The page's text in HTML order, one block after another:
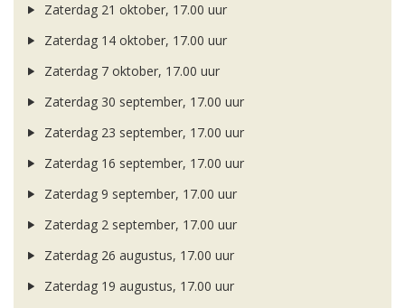
Zaterdag 21 oktober, 17.00 uur
Zaterdag 14 oktober, 17.00 uur
Zaterdag 7 oktober, 17.00 uur
Zaterdag 30 september, 17.00 uur
Zaterdag 23 september, 17.00 uur
Zaterdag 16 september, 17.00 uur
Zaterdag 9 september, 17.00 uur
Zaterdag 2 september, 17.00 uur
Zaterdag 26 augustus, 17.00 uur
Zaterdag 19 augustus, 17.00 uur